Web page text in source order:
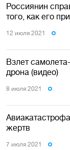
Россиянин
того, как его
12 июля 2021
Взлет
дрона (видео)
8 июля 2021
жертв
7 июля 2021